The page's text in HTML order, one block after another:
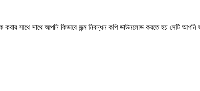
সাথে সাথে আপনি কিভাবে জন্ম নিবন্ধন কপি ডাউনলোড করতে হয় সেটি আপনি